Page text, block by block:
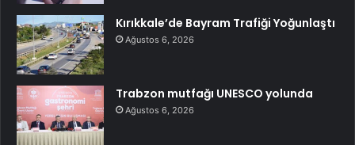
Kırıkkale’de Bayram Trafiği Yoğunlaştı
Ağustos 6, 2026
Trabzon mutfağı UNESCO yolunda
Ağustos 6, 2026